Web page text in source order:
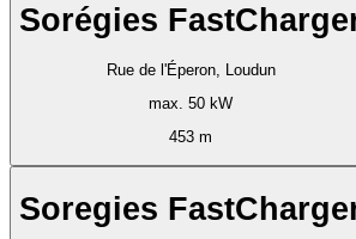
Sorégies
Rue de l'Éperon, Loudun
max. 50 kW
453 m
Soregies